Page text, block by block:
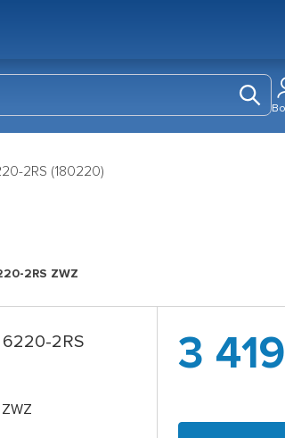
2RS (180220)
2RS ZWZ
2RS
3 419